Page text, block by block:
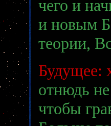
чего и
и новым
теории,
Будущее:
отнюдь
чтобы